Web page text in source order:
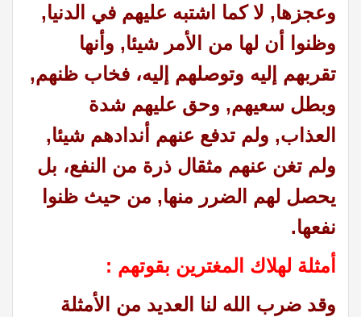
وعجزها, لا كما اشتبه عليهم في الدنيا,
وظنوا أن لها من الأمر شيئا, وأنها
تقربهم إليه وتوصلهم إليه، فخاب ظنهم,
وبطل سعيهم, وحق عليهم شدة
العذاب, ولم تدفع عنهم أندادهم شيئا,
ولم تغن عنهم مثقال ذرة من النفع، بل
يحصل لهم الضرر منها, من حيث ظنوا
نفعها.
أمثلة لهلاك المغترين بقوتهم :
وقد ضرب الله لنا العديد من الأمثلة